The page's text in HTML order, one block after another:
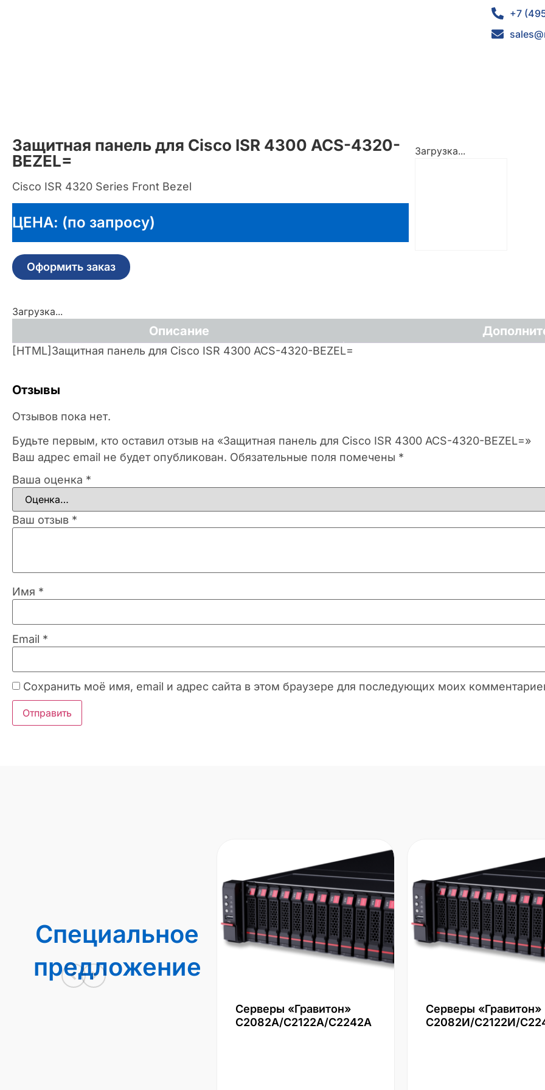
+7
Защитная панель для Cisco ISR 4300 ACS-4320-
BEZEL=
Cisco ISR 4320 Series Front Bezel
ЦЕНА: (по запросу)
Оформить заказ
Загрузка...
Загрузка...
Описание
[HTML]Защитная панель для Cisco ISR 4300 ACS-4320-BEZEL=
Отзывы
Отзывов пока нет.
Будьте первым, кто оставил отзыв на «Защитная панель для Cisco ISR 4300 ACS-4320-BEZEL=»
Ваш адрес email не будет опубликован. Обязательные поля помечены *
Ваша оценка *
Ваш отзыв *
Имя *
Email *
Сохранить моё имя, email и адрес сайта в этом браузере для последующих моих
Специальное
предложение
Серверы «Гравитон»
С2082А/С2122А/С2242А
Серверы «Гравитон»
С2082И/С2122И/